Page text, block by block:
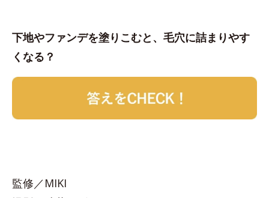
下地やファンデを塗りこむと、毛穴に詰まりやす
くなる？
監修／MIKI